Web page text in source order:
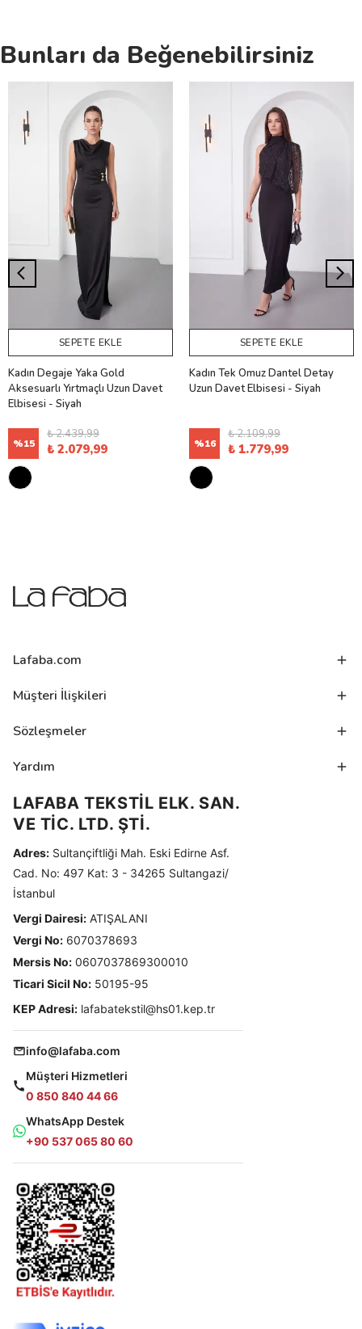
Bunları da Beğenebilirsiniz
SEPETE EKLE
Kadın Degaje Yaka Gold
Aksesuarlı Yırtmaçlı Uzun Davet
Elbisesi - Siyah
%15
₺ 2.439,99
₺ 2.079,99
SEPETE EKLE
Kadın Tek Omuz Dantel Detay
Uzun Davet Elbisesi - Siyah
%16
₺ 2.109,99
₺ 1.779,99
Lafaba.com
Müşteri İlişkileri
Sözleşmeler
Yardım
LAFABA TEKSTİL ELK. SAN.
VE TİC. LTD. ŞTİ.
Adres: Sultançiftliği Mah. Eski Edirne Asf.
Cad. No: 497 Kat: 3 - 34265 Sultangazi/
İstanbul
Vergi Dairesi: ATIŞALANI
Vergi No: 6070378693
Mersis No: 0607037869300010
Ticari Sicil No: 50195-95
KEP Adresi: lafabatekstil@hs01.kep.tr
info@lafaba.com
Müşteri Hizmetleri
0 850 840 44 66
WhatsApp Destek
+90 537 065 80 60